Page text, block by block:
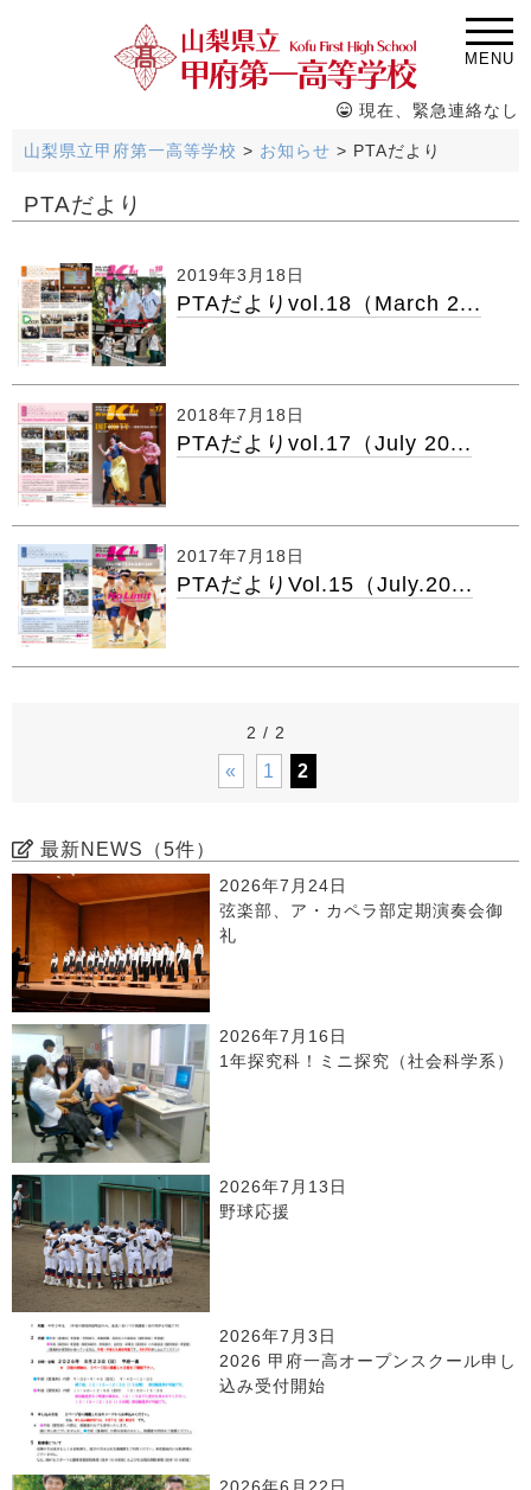
MENU
現在、緊急連絡なし
山梨県立甲府第一高等学校 > お知らせ > PTAだより
PTAだより
2019年3月18日
PTAだよりvol.18（March 2...
2018年7月18日
PTAだよりvol.17（July 20...
2017年7月18日
PTAだよりVol.15（July.20...
2 / 2
« 1 2
最新NEWS（5件）
2026年7月24日
弦楽部、ア・カペラ部定期演奏会御
礼
2026年7月16日
1年探究科！ミニ探究（社会科学系）
2026年7月13日
野球応援
2026年7月3日
2026 甲府一高オープンスクール申し
込み受付開始